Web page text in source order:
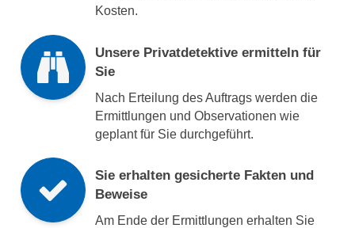
Kosten.
Unsere Privatdetektive ermitteln für
Sie
Nach Erteilung des Auftrags werden die
Ermittlungen und Observationen wie
geplant für Sie durchgeführt.
Sie erhalten gesicherte Fakten und
Beweise
Am Ende der Ermittlungen erhalten Sie